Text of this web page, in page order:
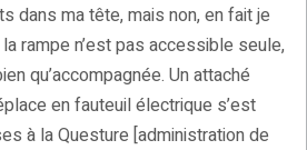
dans ma tête, mais non, en fait je
rampe n’est pas accessible seule,
qu’accompagnée. Un attaché
en fauteuil électrique s’est
à la Questure [administration de